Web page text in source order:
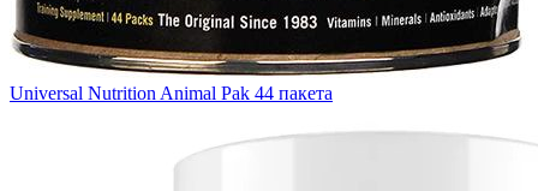
Universal Nutrition Animal Pak 44 пакета